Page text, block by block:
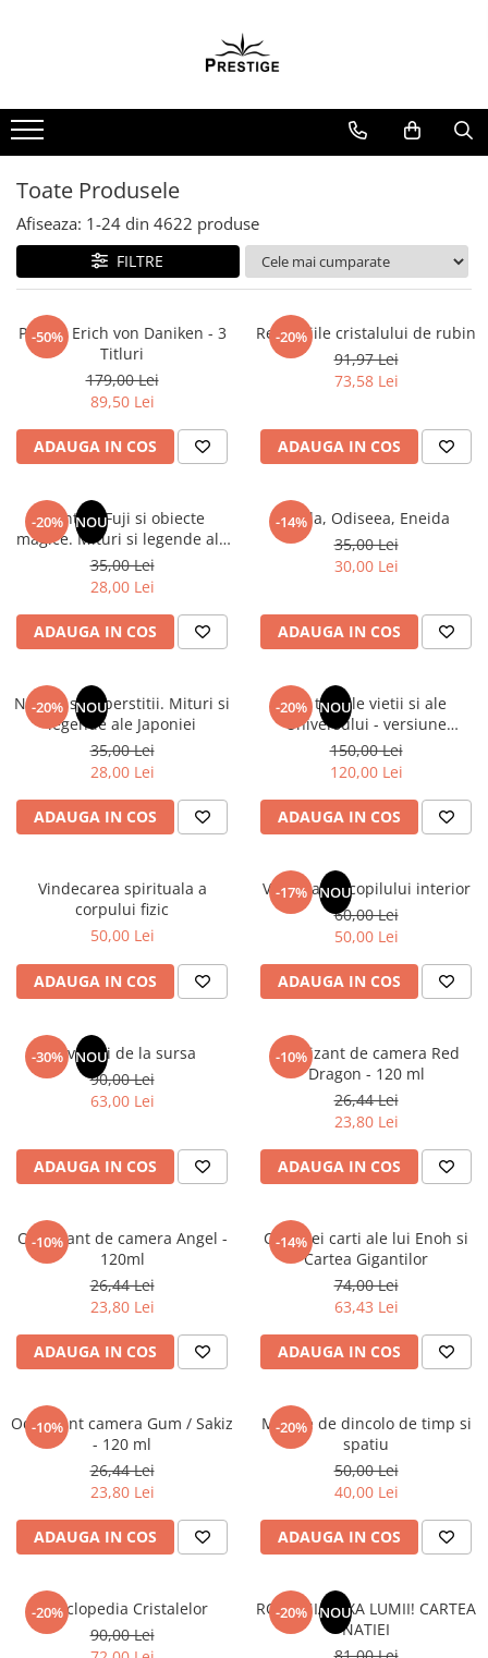
Noutati
Promotii
Spiritualitate - Ezoterism
AngelConnection
Arte Divinatorii
Chiromantie
Dezvoltare Spirituala
KidConnection
Minte Corp
New Illuminati Files
Numerologie
Paranormal
Parapsihologie
Audiobook
Religie
Crestinism
ScienceConnection
SelfHealing
Sanatate
Masaj
Medicina & Farmacie
Medicina Pentru Toti
Sport
Terapii Alternative
AudioBook
Beletristica
Biografii, Memorii, Jurnale
Carti erotice
Adult
Crime, Thriller, Mistery
Literatura Romana
Poezie
romantice
Senzatii/Dragoste
Toate Produsele
Afiseaza: 1-24 din 4622 produse
FILTRE
-50%
Pachet Erich von Daniken - 3
Titluri
179,00 Lei
89,50 Lei
ADAUGA IN COS
-20%
Revelatiile cristalului de rubin
91,97 Lei
73,58 Lei
ADAUGA IN COS
-20% NOU
Muntele Fuji si obiecte
magice. Mituri si legende ale
Japoniei
35,00 Lei
28,00 Lei
ADAUGA IN COS
-14%
Iliada, Odiseea, Eneida
35,00 Lei
30,00 Lei
ADAUGA IN COS
-20% NOU
Natura si superstitii. Mituri si
legende ale Japoniei
35,00 Lei
28,00 Lei
ADAUGA IN COS
-20% NOU
Din tainele vietii si ale
Universului - versiune
originala din 1939. Volumele I-
III. Cutie de colectie -Scarlat
Demetrescu
150,00 Lei
120,00 Lei
ADAUGA IN COS
Vindecarea spirituala a
corpului fizic
50,00 Lei
ADAUGA IN COS
-17% NOU
Vindecarea copilului interior
60,00 Lei
50,00 Lei
ADAUGA IN COS
-30% NOU
Revelatii de la sursa
90,00 Lei
63,00 Lei
ADAUGA IN COS
-10%
Odorizant de camera Red
Dragon - 120 ml
26,44 Lei
23,80 Lei
ADAUGA IN COS
-10%
Odorizant de camera Angel -
120ml
26,44 Lei
23,80 Lei
ADAUGA IN COS
-14%
Cele trei carti ale lui Enoh si
Cartea Gigantilor
74,00 Lei
63,43 Lei
ADAUGA IN COS
-10%
Odorizant camera Gum / Sakiz
- 120 ml
26,44 Lei
23,80 Lei
ADAUGA IN COS
-20%
Mesaje de dincolo de timp si
spatiu
50,00 Lei
40,00 Lei
ADAUGA IN COS
-20%
Enciclopedia Cristalelor
90,00 Lei
-20% NOU
ROMANIA, AXA LUMII! CARTEA
NATIEI